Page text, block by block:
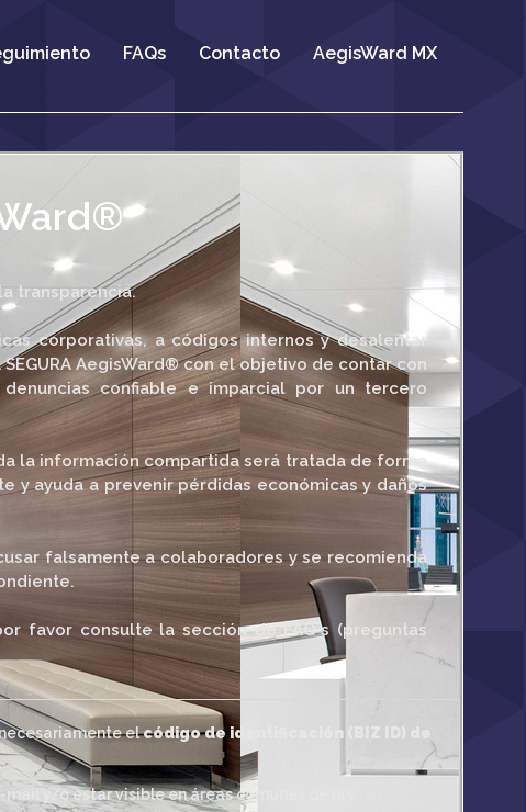
FAQs Contacto AegisWard MX
transparencia.
corporativas, a códigos internos y desalentar
AegisWard® con el objetivo de contar con
confiable e imparcial por un tercero
la información compartida será tratada de forma
y ayuda a prevenir pérdidas económicas y daños
falsamente a colaboradores y se recomienda
favor consulte la sección de FAQ´s (preguntas
elcódigo de identificación (BIZ ID) de
y/o estar visible en áreas comunes de las